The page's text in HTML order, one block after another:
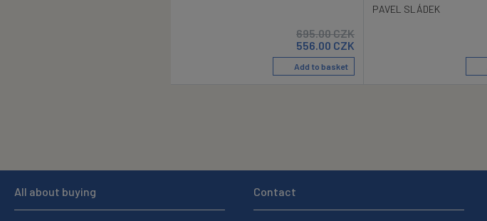
695.00CZK
556.00 CZK
Add to basket
PAVEL SLÁDEK
All about buying Contact